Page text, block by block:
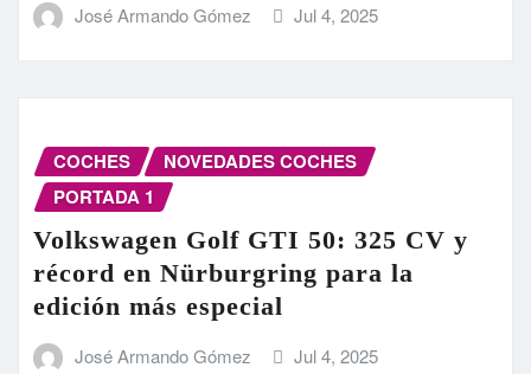
José Armando Gómez Jul 4, 2025
COCHES
NOVEDADES COCHES
PORTADA 1
Volkswagen Golf GTI 50: 325 CV y
récord en Nürburgring para la
edición más especial
José Armando Gómez Jul 4, 2025